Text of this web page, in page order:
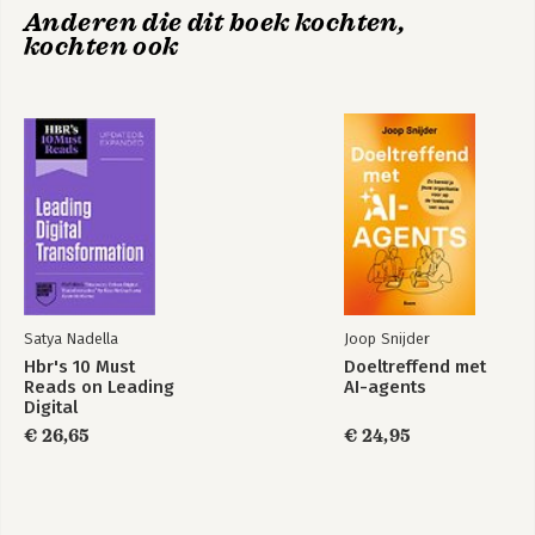
volgt hij cricket, een sport die hij op school speelde.
Hbr's 10 Must
Reads on Leading
Digital
Transformation,
Updated and
Expanded
Bekijk alle boeken
Anderen die dit boek kochten,
kochten ook
Satya Nadella
Hbr's 10 Must
Reads on Leading
Digital
Transformation,
Updated and
€ 26,65
Joop Snijder
Doeltreffend met
AI-agents
€ 24,95